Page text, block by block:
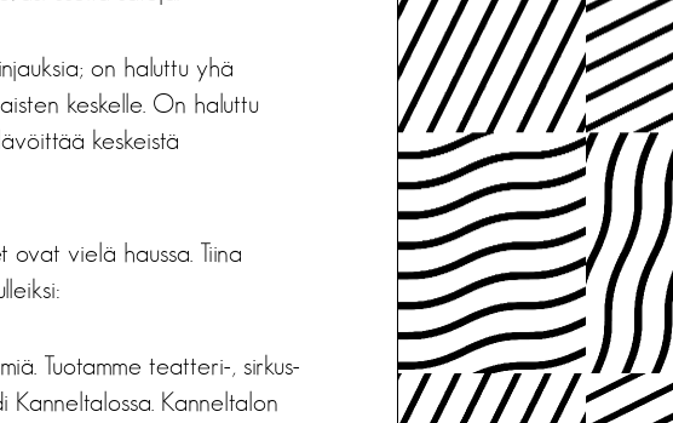
on haluttu yhä
keskelle. On haluttu
keskeistä
ovat vielä haussa. Tiina
Tuotamme teatteri-, sirkus-
Kanneltalon